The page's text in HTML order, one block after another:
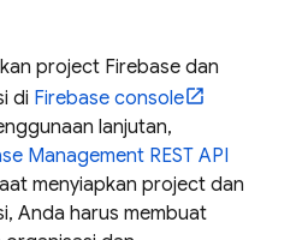
project Firebase dan
di Firebase console
lanjutan,
Management REST API
menyiapkan project dan
Anda harus membuat